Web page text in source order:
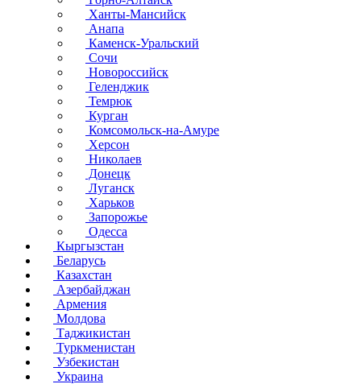
Ханты-Мансийск
Анапа
Каменск-Уральский
Сочи
Новороссийск
Геленджик
Темрюк
Курган
Комсомольск-на-Амуре
Херсон
Николаев
Донецк
Луганск
Харьков
Запорожье
Одесса
Кыргызстан
Беларусь
Казахстан
Азербайджан
Армения
Молдова
Таджикистан
Туркменистан
Узбекистан
Украина